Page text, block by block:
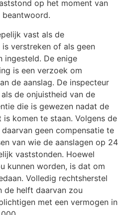
op het moment van
beantwoord.
vast als de
verstreken of als geen
ingesteld. De enige
is een verzoek om
de aanslag. De inspecteur
de onjuistheid van de
die is gewezen nadat de
komen te staan. Volgens de
geen compensatie te
van wie de aanslagen op 24
vaststonden. Hoewel
kunnen worden, is dat om
Volledig rechtsherstel
de helft daarvan zou
met een vermogen in